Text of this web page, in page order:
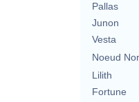
Pallas
Junon
Vesta
Noeud
Lilith
Fortune